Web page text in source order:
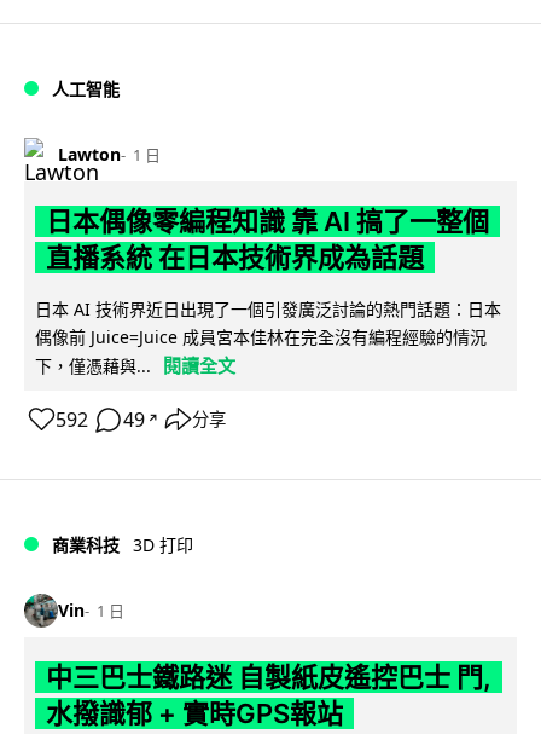
人工智能
Lawton 1 日
日本偶像零編程知識 靠 AI 搞了一整個
直播系統 在日本技術界成為話題
日本 AI 技術界近日出現了一個引發廣泛討論的熱門話題：日本
偶像前 Juice=Juice 成員宮本佳林在完全沒有編程經驗的情況
下，僅憑藉與...
閱讀全文
592 49 ↗ 分享
商業科技 3D 打印
Vin 1 日
中三巴士鐵路迷 自製紙皮遙控巴士 門,
水撥識郁 + 實時GPS報站